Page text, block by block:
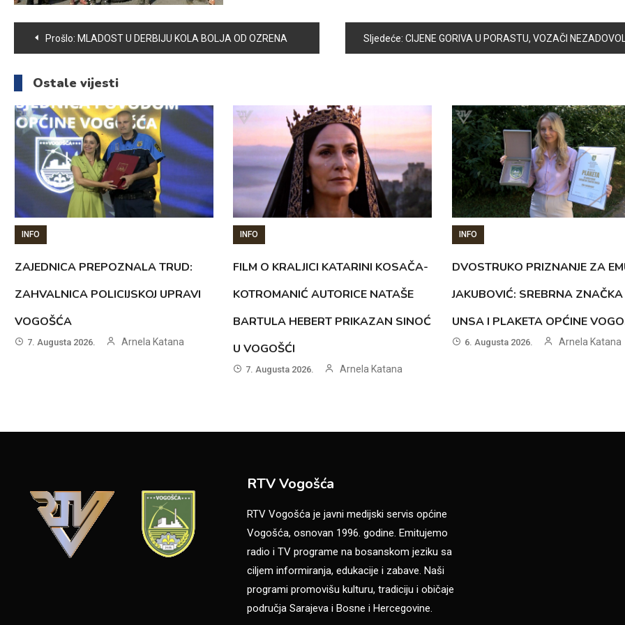
Navigacija
članaka
Prošlo: MLADOST U DERBIJU KOLA BOLJA OD OZRENA Sljedeće: CIJENE GORIVA U PORASTU, VOZAČI NEZADOVOLJNI ALI NE I
Ostale vijesti
INFO
ZAJEDNICA PREPOZNALA TRUD:
ZAHVALNICA POLICIJSKOJ UPRAVI
VOGOŠĆA
7. Augusta 2026. Arnela Katana
INFO
FILM O KRALJICI KATARINI KOSAČA-
KOTROMANIĆ AUTORICE NATAŠE
BARTULA HEBERT PRIKAZAN SINOĆ
U VOGOŠĆI
7. Augusta 2026. Arnela Katana
INFO
DVOSTRUKO PRIZNANJE ZA
JAKUBOVIĆ: SREBRNA ZNAČKA
UNSA I PLAKETA OPĆINE
6. Augusta 2026. Arnela Katana
RTV Vogošća
RTV Vogošća je javni medijski servis općine
Vogošća, osnovan 1996. godine. Emitujemo
radio i TV programe na bosanskom jeziku sa
ciljem informiranja, edukacije i zabave. Naši
programi promovišu kulturu, tradiciju i običaje
područja Sarajeva i Bosne i Hercegovine.